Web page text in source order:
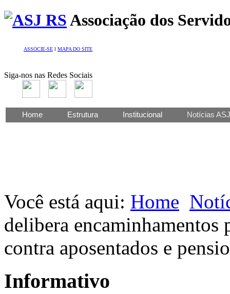
Associação dos
ASSOCIE-SE l MAPA DO SITE
Siga-nos nas Redes Sociais
Home Estrutura Institucional Notícias ASJ
Você está aqui: Home
delibera encaminhamentos
contra aposentados e
Informativo